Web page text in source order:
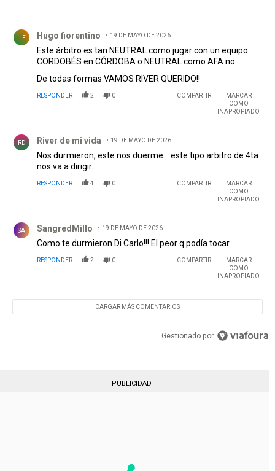
HF Hugo fiorentino 19 DE MAYO DE 2026
Este árbitro es tan NEUTRAL como jugar con un equipo
CORDOBÉS en CÓRDOBA o NEUTRAL como AFA no .
De todas formas VAMOS RIVER QUERIDO!!
RESPONDER 2 0 COMPARTIR
MARCAR
COMO
INAPROPIADO
RD River de mi vida 19 DE MAYO DE 2026
Nos durmieron, este nos duerme... este tipo arbitro de 4ta
nos va a dirigir...
RESPONDER 4 0 COMPARTIR
MARCAR
COMO
INAPROPIADO
SA SangredMillo 19 DE MAYO DE 2026
Como te durmieron Di Carlo!!! El peor q podía tocar
RESPONDER 2 0 COMPARTIR
MARCAR
COMO
INAPROPIADO
CARGAR MÁS COMENTARIOS
Gestionado por
PUBLICIDAD